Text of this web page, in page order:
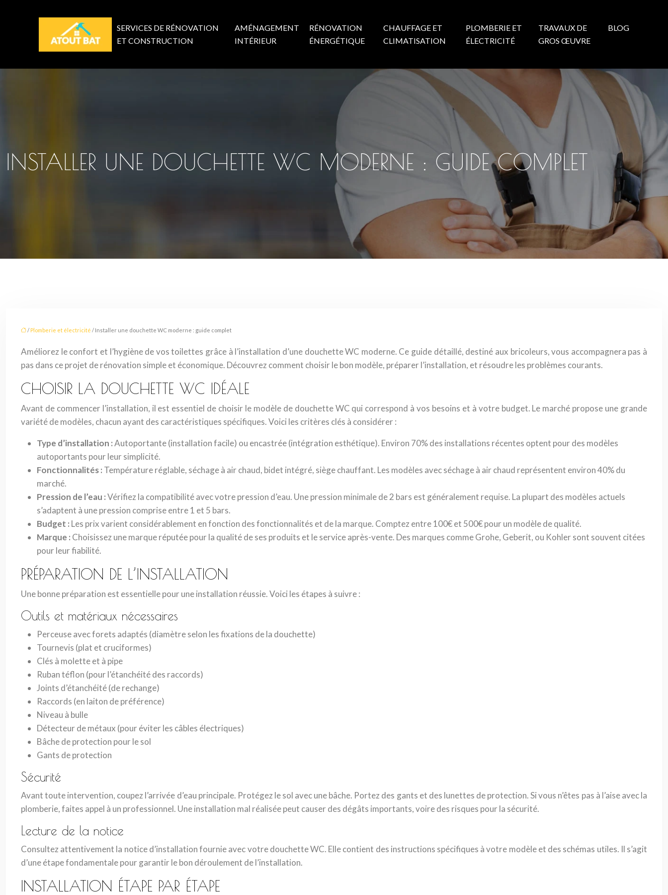
SERVICES DE RÉNOVATION
ET CONSTRUCTION
AMÉNAGEMENT
INTÉRIEUR
RÉNOVATION
ÉNERGÉTIQUE
CHAUFFAGE ET
CLIMATISATION
PLOMBERIE ET
ÉLECTRICITÉ
TRAVAUX DE
GROS ŒUVRE
BLOG
INSTALLER UNE DOUCHETTE WC MODERNE : GUIDE COMPLET
/ Plomberie et électricité / Installer une douchette WC moderne : guide complet
Améliorez le confort et l’hygiène de vos toilettes grâce à l’installation d’une douchette WC moderne. Ce guide détaillé, destiné aux bricoleurs, vous accompagnera pas à
pas dans ce projet de rénovation simple et économique. Découvrez comment choisir le bon modèle, préparer l’installation, et résoudre les problèmes courants.
CHOISIR LA DOUCHETTE WC IDÉALE
Avant de commencer l’installation, il est essentiel de choisir le modèle de douchette WC qui correspond à vos besoins et à votre budget. Le marché propose une grande
variété de modèles, chacun ayant des caractéristiques spécifiques. Voici les critères clés à considérer :
Type d’installation :Autoportante (installation facile) ou encastrée (intégration esthétique). Environ 70% des installations récentes optent pour des modèles
autoportants pour leur simplicité.
Fonctionnalités : Température réglable, séchage à air chaud, bidet intégré, siège chauffant. Les modèles avec séchage à air chaud représentent environ 40% du
marché.
Pression de l’eau :Vérifiez la compatibilité avec votre pression d’eau. Une pression minimale de 2 bars est généralement requise. La plupart des modèles actuels
s’adaptent à une pression comprise entre 1 et 5 bars.
Budget : Les prix varient considérablement en fonction des fonctionnalités et de la marque. Comptez entre 100€ et 500€ pour un modèle de qualité.
Marque : Choisissez une marque réputée pour la qualité de ses produits et le service après-vente. Des marques comme Grohe, Geberit, ou Kohler sont souvent citées
pour leur fiabilité.
PRÉPARATION DE L’INSTALLATION
Une bonne préparation est essentielle pour une installation réussie. Voici les étapes à suivre :
Outils et matériaux nécessaires
Perceuse avec forets adaptés (diamètre selon les fixations de la douchette)
Tournevis (plat et cruciformes)
Clés à molette et à pipe
Ruban téflon (pour l’étanchéité des raccords)
Joints d’étanchéité (de rechange)
Raccords (en laiton de préférence)
Niveau à bulle
Détecteur de métaux (pour éviter les câbles électriques)
Bâche de protection pour le sol
Gants de protection
Sécurité
Avant toute intervention, coupez l’arrivée d’eau principale. Protégez le sol avec une bâche. Portez des gants et des lunettes de protection. Si vous n’êtes pas à l’aise avec la
plomberie, faites appel à un professionnel. Une installation mal réalisée peut causer des dégâts importants, voire des risques pour la sécurité.
Lecture de la notice
Consultez attentivement la notice d’installation fournie avec votre douchette WC. Elle contient des instructions spécifiques à votre modèle et des schémas utiles. Il s’agit
d’une étape fondamentale pour garantir le bon déroulement de l’installation.
INSTALLATION ÉTAPE PAR ÉTAPE